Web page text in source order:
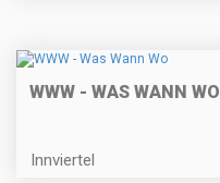
WWW - WAS WANN WO
Innviertel